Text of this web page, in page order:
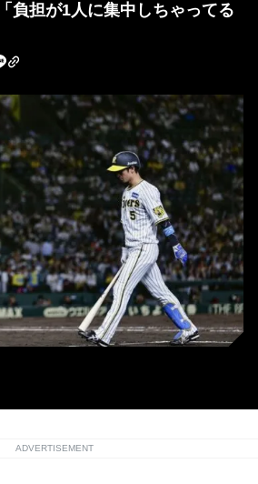
負担が1人に集中しちゃってる
ADVERTISEMENT